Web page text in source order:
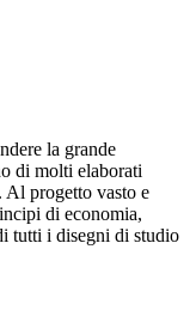
la grande
di molti elaborati
Al progetto vasto e
di economia,
tutti i disegni di studio